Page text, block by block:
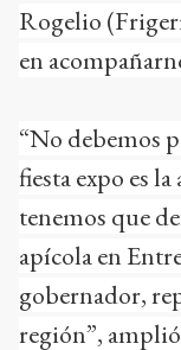
Rogelio
en
“No debemos
fiesta expo es
tenemos que
apícola en
gobernador,
región”,